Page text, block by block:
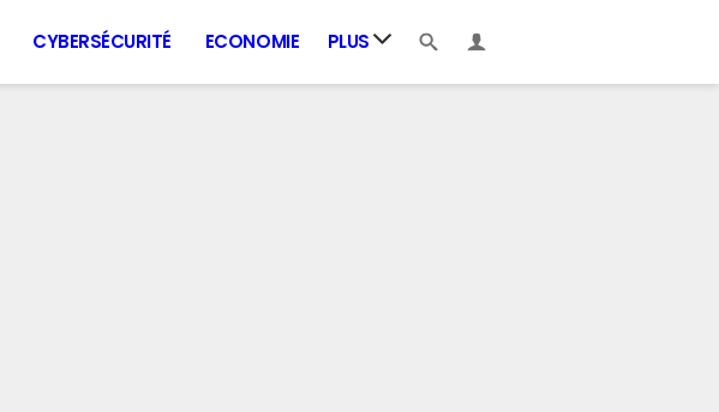
CYBERSÉCURITÉ ECONOMIE PLUS